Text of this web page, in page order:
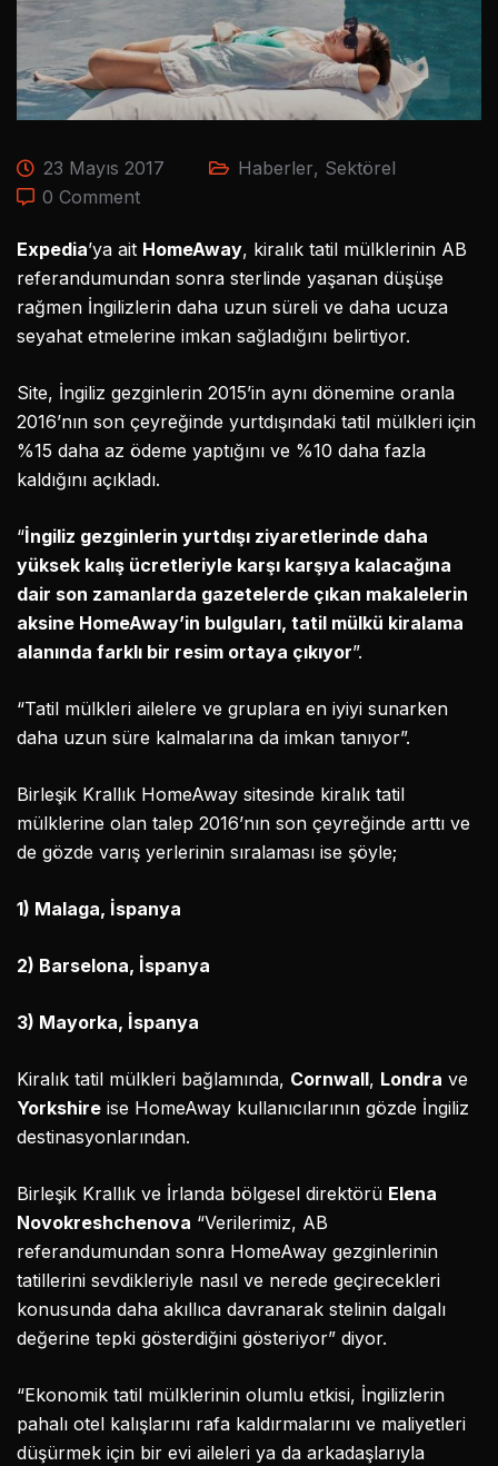
23 Mayıs 2017 Haberler, Sektörel
0 Comment
Expedia’ya ait HomeAway, kiralık tatil mülklerinin AB
referandumundan sonra sterlinde yaşanan düşüşe
rağmen İngilizlerin daha uzun süreli ve daha ucuza
seyahat etmelerine imkan sağladığını belirtiyor.
Site, İngiliz gezginlerin 2015’in aynı dönemine oranla
2016’nın son çeyreğinde yurtdışındaki tatil mülkleri için
%15 daha az ödeme yaptığını ve %10 daha fazla
kaldığını açıkladı.
“İngiliz gezginlerin yurtdışı ziyaretlerinde daha
yüksek kalış ücretleriyle karşı karşıya kalacağına
dair son zamanlarda gazetelerde çıkan makalelerin
aksine HomeAway’in bulguları, tatil mülkü kiralama
alanında farklı bir resim ortaya çıkıyor”.
“Tatil mülkleri ailelere ve gruplara en iyiyi sunarken
daha uzun süre kalmalarına da imkan tanıyor”.
Birleşik Krallık HomeAway sitesinde kiralık tatil
mülklerine olan talep 2016’nın son çeyreğinde arttı ve
de gözde varış yerlerinin sıralaması ise şöyle;
1) Malaga, İspanya
2) Barselona, İspanya
3) Mayorka, İspanya
Kiralık tatil mülkleri bağlamında, Cornwall, Londra ve
Yorkshire ise HomeAway kullanıcılarının gözde İngiliz
destinasyonlarından.
Birleşik Krallık ve İrlanda bölgesel direktörü Elena
Novokreshchenova “Verilerimiz, AB
referandumundan sonra HomeAway gezginlerinin
tatillerini sevdikleriyle nasıl ve nerede geçirecekleri
konusunda daha akıllıca davranarak stelinin dalgalı
değerine tepki gösterdiğini gösteriyor” diyor.
“Ekonomik tatil mülklerinin olumlu etkisi, İngilizlerin
pahalı otel kalışlarını rafa kaldırmalarını ve maliyetleri
düşürmek için bir evi aileleri ya da arkadaşlarıyla